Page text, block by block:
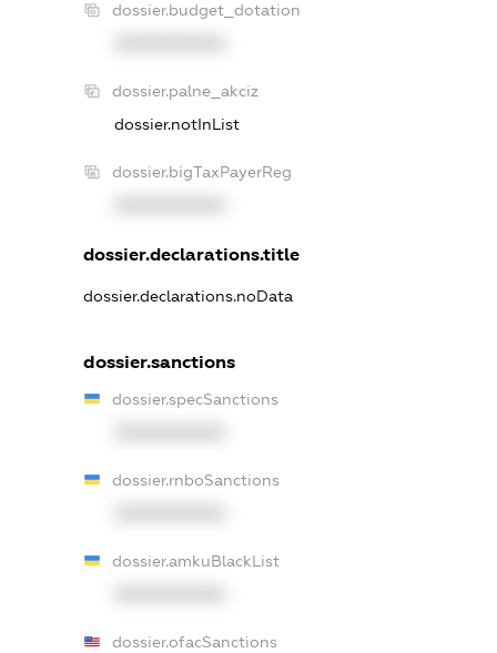
dossier.budget_dotation
dossier.palne_akciz
dossier.notInList
dossier.bigTaxPayerReg
dossier.declarations.title
dossier.declarations.noData
dossier.sanctions
dossier.specSanctions
dossier.rnboSanctions
dossier.amkuBlackList
dossier.ofacSanctions